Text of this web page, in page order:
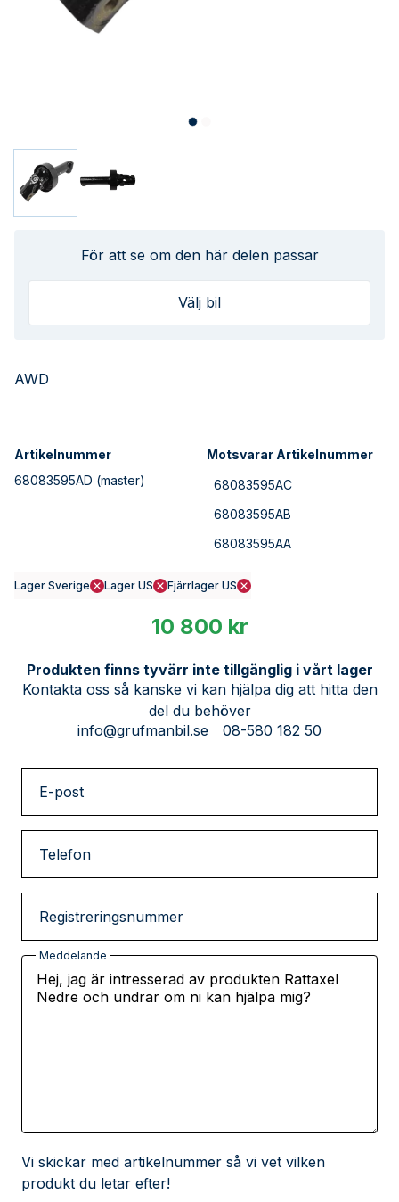
För att se om den här delen passar
Välj bil
AWD
Artikelnummer
68083595AD (master)
Motsvarar Artikelnummer
68083595AC
68083595AB
68083595AA
Lager Sverige Lager US Fjärrlager US
10 800 kr
Produkten finns tyvärr inte tillgänglig i vårt lager
Kontakta oss så kanske vi kan hjälpa dig att hitta den
del du behöver
info@grufmanbil.se
08-580 182 50
E-post
Telefon
Registreringsnummer
Meddelande
Vi skickar med artikelnummer så vi vet vilken
produkt du letar efter!